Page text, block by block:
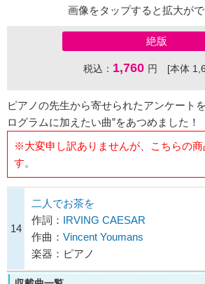
画像をタップすると拡大がで
絶版
税込： 1,760 円 [本体
ピアノの先生から寄せられたアンケート
ログラムに加えたい曲”をあつめました！
※大変申し訳ありませんが、こちらの商
す。
14
二人でお茶を
作詞： IRVING CAESAR
作曲： Vincent Youmans
楽器：ピアノ